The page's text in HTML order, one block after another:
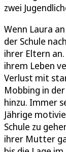
zwei
Wenn Laura
der Schule
ihrer Eltern
ihrem Leben
Verlust mit
Mobbing in
hinzu. Immer
Jährige
Schule zu
ihrer Mutter